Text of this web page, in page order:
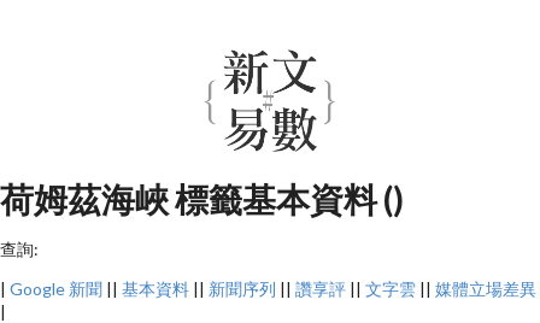
荷姆茲海峽 標籤基本資料 ()
查詢:
| Google 新聞 || 基本資料 || 新聞序列 || 讚享評 || 文字雲 || 媒體立場差異
|